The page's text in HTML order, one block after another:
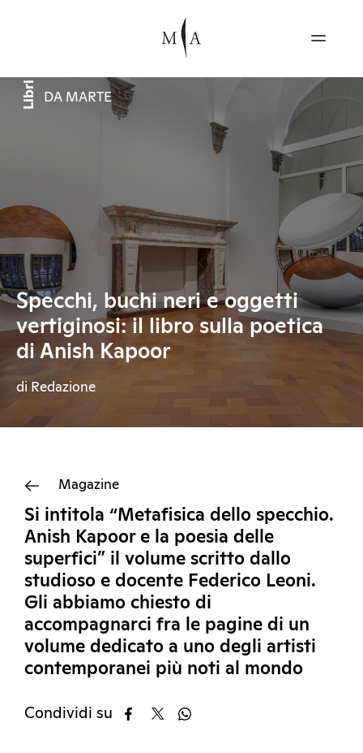
Libri DA MARTE
Specchi, buchi neri e oggetti
vertiginosi: il libro sulla poetica
di Anish Kapoor
di Redazione
Magazine
Si intitola “Metafisica dello specchio.
Anish Kapoor e la poesia delle
superfici” il volume scritto dallo
studioso e docente Federico Leoni.
Gli abbiamo chiesto di
accompagnarci fra le pagine di un
volume dedicato a uno degli artisti
contemporanei più noti al mondo
Condividi su